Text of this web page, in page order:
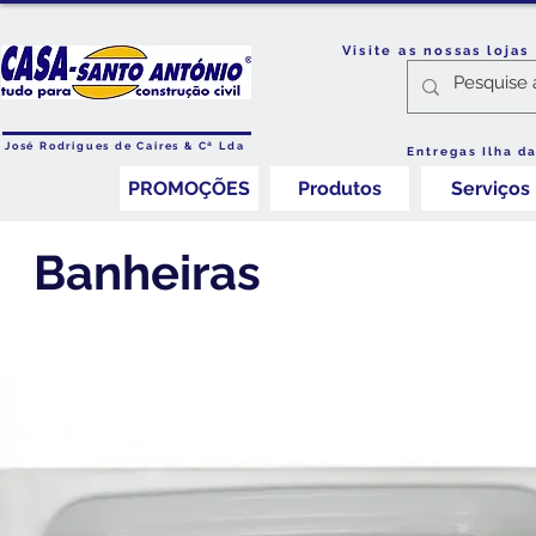
Visite as nossas
José Rodrigues de Caires & Cª Lda Entregas Ilha
PROMOÇÕES Produtos Serviços
Banheiras